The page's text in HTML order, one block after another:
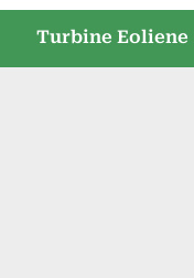
Turbine Eoliene